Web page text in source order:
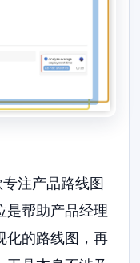
注产品路线图
是帮助产品经理
化的路线图，再